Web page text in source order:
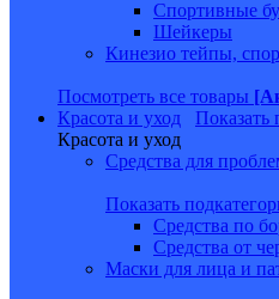
Спортивные
Шейкеры
Кинезио тейпы,
Посмотреть все товары
Красота и уход
Показать
Красота и уход
Средства для
Показать
Средства по
Средства от
Маски для лица и